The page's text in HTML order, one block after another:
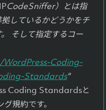
CodeSniffer）とは指
しているかどうかをチ
そして指定するコー
Coding-
Standards"
Coding Standardsと
規約です。